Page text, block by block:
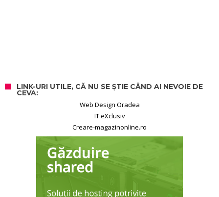
LINK-URI UTILE, CĂ NU SE ȘTIE CÂND AI NEVOIE DE
CEVA:
Web Design Oradea
IT eXclusiv
Creare-magazinonline.ro